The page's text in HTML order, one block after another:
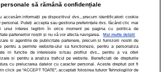
Echipa editorială
Contact
Setările
să rămână confidențiale
accesăm informații pe dispozitivul dvs., precum identificatorii cookie
personal. Puteți accepta sau gestiona preferințele dvs. făcând clic mai
unui interes legitim în orice moment pe pagina cu politica de
partenerilor noștri și nu vă vor afecta navigarea.
Mai multe detalii
si agentiile de publicitate partenere, precum si furnizorii nostri de
pentru a permite website-ului sa functioneze, pentru a personaliza
in functie de interesele si/sau profilul dvs., pentru a va oferi
si pentru a analiza traficul pe website. Beneficiati de drepturile
cu prelucrarea datelor cu caracter personal. Aceste drepturi pot fi
click pe “ACCEPT TOATE”, acceptati folosirea tuturor Tehnologiilor de